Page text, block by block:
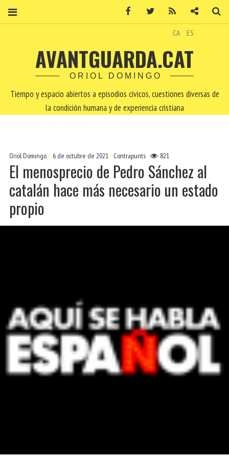
CA ES
AVANTGUARDA.CAT
ORIOL DOMINGO
Tiempo y espacio abiertos a episodios cívicos, cuestiones diversas de
la condición humana y de experiencia cristiana
Oriol Domingo 6 de octubre de 2021 Contrapunts 821
El menosprecio de Pedro Sánchez al
catalán hace más necesario un estado
propio
Facebook Twitter Contacto